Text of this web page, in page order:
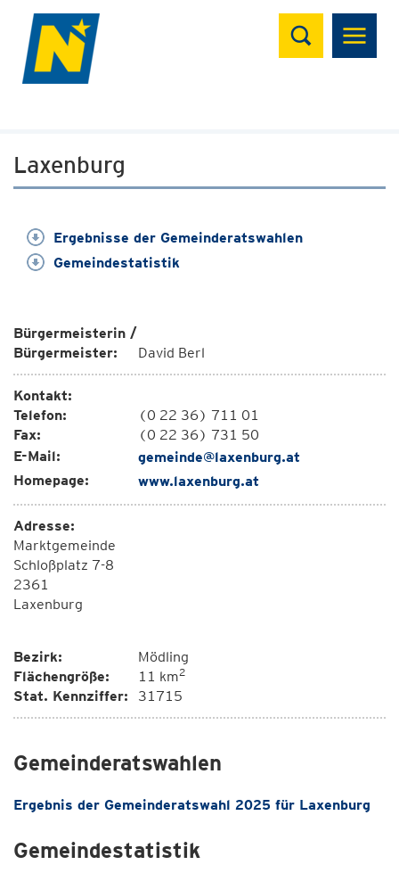
Suchen
Laxenburg
Ergebnisse der Gemeinderatswahlen
Gemeindestatistik
Bürgermeisterin /
Bürgermeister:
David Berl
Kontakt:
Telefon:
(0 22 36) 711 01
Fax:
(0 22 36) 731 50
E-Mail:
gemeinde@laxenburg.at
Homepage:
www.laxenburg.at
Adresse:
Marktgemeinde
Schloßplatz 7-8
2361
Laxenburg
Bezirk:
Mödling
Flächengröße:
11 km2
Stat. Kennziffer: 31715
Gemeinderatswahlen
Ergebnis der Gemeinderatswahl 2025 für Laxenburg
Gemeindestatistik